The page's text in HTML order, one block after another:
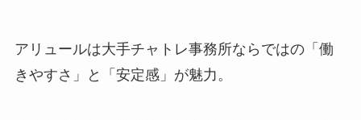
アリュールは大手チャトレ事務所ならではの「働
きやすさ」と「安定感」が魅力。